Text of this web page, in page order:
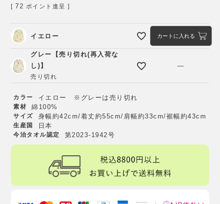
[ 72 ポイント進呈 ]
イエロー カートに入れる
グレー【売り切れ(再入荷な
し)】
売り切れ
—
カラー イエロー ※グレーは売り切れ
素材 綿100%
サイズ 身幅約42cm/着丈約55cm/肩幅約33cm/裾幅約43cm
生産国 日本
今治タオル認定 第2023-1942号